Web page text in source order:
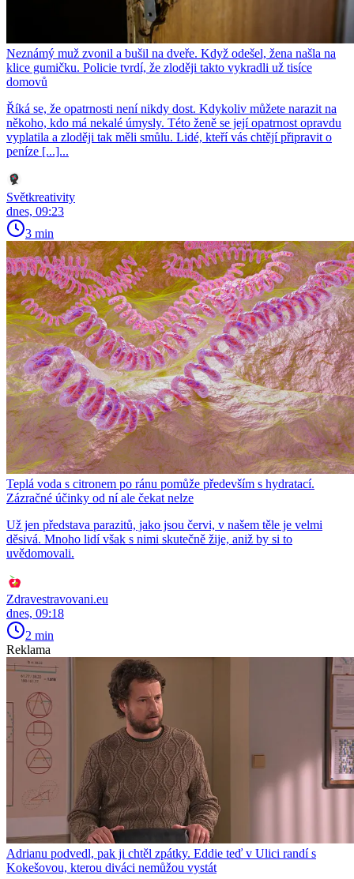
Neznámý muž zvonil a bušil na dveře. Když odešel, žena našla na
klice gumičku. Policie tvrdí, že zloději takto vykradli už tisíce
domovů
Říká se, že opatrnosti není nikdy dost. Kdykoliv můžete narazit na
někoho, kdo má nekalé úmysly. Této ženě se její opatrnost opravdu
vyplatila a zloději tak měli smůlu. Lidé, kteří vás chtějí připravit o
peníze [...]...
Světkreativity
dnes, 09:23
3 min
Teplá voda s citronem po ránu pomůže především s hydratací.
Zázračné účinky od ní ale čekat nelze
Už jen představa parazitů, jako jsou červi, v našem těle je velmi
děsivá. Mnoho lidí však s nimi skutečně žije, aniž by si to
uvědomovali.
Zdravestravovani.eu
dnes, 09:18
2 min
Reklama
Adrianu podvedl, pak ji chtěl zpátky. Eddie teď v Ulici randí s
Kokešovou, kterou diváci nemůžou vystát